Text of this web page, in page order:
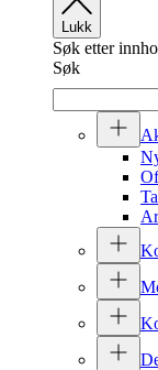
Lukk
Søk etter
Søk